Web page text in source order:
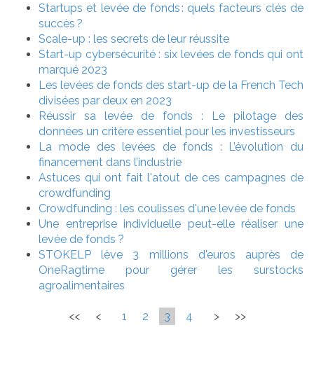
Startups et levée de fonds : quels facteurs clés de
succès ?
Scale-up : les secrets de leur réussite
Start-up cybersécurité : six levées de fonds qui ont
marqué 2023
Les levées de fonds des start-up de la French Tech
divisées par deux en 2023
Réussir sa levée de fonds : Le pilotage des
données un critère essentiel pour les investisseurs
La mode des levées de fonds : L’évolution du
financement dans l’industrie
Astuces qui ont fait l'atout de ces campagnes de
crowdfunding
Crowdfunding : les coulisses d'une levée de fonds
Une entreprise individuelle peut-elle réaliser une
levée de fonds ?
STOKELP lève 3 millions d'euros auprès de
OneRagtime pour gérer les surstocks
agroalimentaires
<< < 1 2 3 4 > >>